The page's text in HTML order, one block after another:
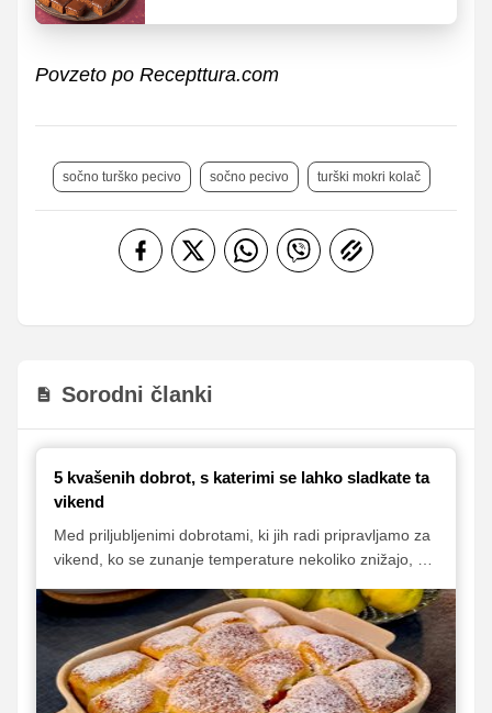
Povzeto po Recepttura.com
sočno turško pecivo sočno pecivo turški mokri kolač
Sorodni članki
5 kvašenih dobrot, s katerimi se lahko sladkate ta
vikend
Med priljubljenimi dobrotami, ki jih radi pripravljamo za
vikend, ko se zunanje temperature nekoliko znižajo, so
skodelico toplega napitka, njihova prednost pa je tudi
ta, da kuhinjo napolnijo z omamnim vonjem.
Predstavljamo vam pet odličnih receptov, s katerimi si
lahko popestrite prihajajoči vikend.